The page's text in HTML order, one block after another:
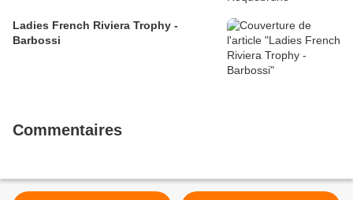
Ladies French Riviera Trophy -
Barbossi
Commentaires